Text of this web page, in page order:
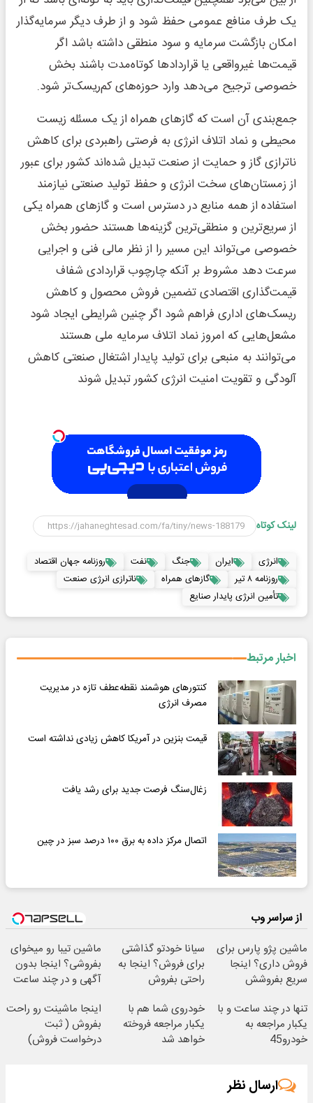
یک طرف منافع عمومی حفظ شود و از طرف دیگر سرمایه‌گذار
امکان بازگشت سرمایه و سود منطقی داشته باشد اگر
قیمت‌ها غیرواقعی یا قراردادها کوتاه‌مدت باشند بخش
خصوصی ترجیح می‌دهد وارد حوزه‌های کم‌ریسک‌تر شود.
جمع‌بندی آن است که گازهای همراه از یک مسئله زیست
محیطی و نماد اتلاف انرژی به فرصتی راهبردی برای کاهش
ناترازی گاز و حمایت از صنعت تبدیل شده‌اند کشور برای عبور
از زمستان‌های سخت انرژی و حفظ تولید صنعتی نیازمند
استفاده از همه منابع در دسترس است و گازهای همراه یکی
از سریع‌ترین و منطقی‌ترین گزینه‌ها هستند حضور بخش
خصوصی می‌تواند این مسیر را از نظر مالی فنی و اجرایی
سرعت دهد مشروط بر آنکه چارچوب قراردادی شفاف
قیمت‌گذاری اقتصادی تضمین فروش محصول و کاهش
ریسک‌های اداری فراهم شود اگر چنین شرایطی ایجاد شود
مشعل‌هایی که امروز نماد اتلاف سرمایه ملی هستند
می‌توانند به منبعی برای تولید پایدار اشتغال صنعتی کاهش
آلودگی و تقویت امنیت انرژی کشور تبدیل شوند
لینک کوتاه
انرژی ایران جنگ نفت
روزنامه جهان اقتصاد
روزنامه ۸ تیر
گازهای همراه
ناترازی انرژی صنعت
تأمین انرژی پایدار صنایع
اخبار مرتبط
کنتورهای هوشمند نقطه‌عطف تازه در مدیریت
مصرف انرژی
قیمت بنزین در آمریکا کاهش زیادی نداشته است
زغال‌سنگ فرصت جدید برای رشد یافت
اتصال مرکز داده به برق ۱۰۰ درصد سبز در چین
از سراسر وب
ماشین پژو پارس برای
فروش داری؟ اینجا
سریع بفروشش
سیانا خودتو گذاشتی
برای فروش؟ اینجا به
راحتی بفروش
ماشین تیبا رو میخوای
بفروشی؟ اینجا بدون
آگهی و در چند ساعت
تنها در چند ساعت و با
یکبار مراجعه به
خودرو45
خودروی شما هم با
یکبار مراجعه فروخته
خواهد شد
اینجا ماشینت رو راحت
بفروش ( ثبت
درخواست فروش)
ارسال نظر